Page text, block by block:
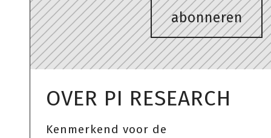
abonneren
OVER PI RESEARCH
Kenmerkend voor de